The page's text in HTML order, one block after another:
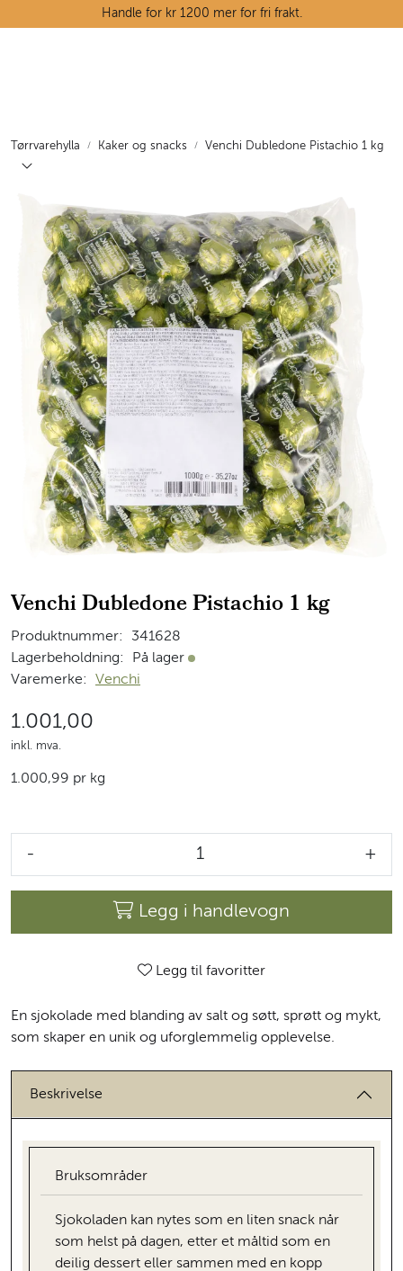
Skip to main contentHandle for kr 1200 mer for fri frakt.
Tørrvarehylla Kaker og snacks Venchi Dubledone Pistachio 1 kg
Venchi Dubledone Pistachio 1 kg
Produktnummer:
341628
Lagerbeholdning:
På lager På lager
Varemerke: Venchi
1.001,00
inkl. mva.
1.000,99 pr kg
- +
Legg i handlevogn
Legg til favoritter
En sjokolade med blanding av salt og søtt, sprøtt og mykt,
som skaper en unik og uforglemmelig opplevelse.
Beskrivelse
Bruksområder
Sjokoladen kan nytes som en liten snack når
som helst på dagen, etter et måltid som en
deilig dessert eller sammen med en kopp
Tørrvarehylla
Grøntavdelingen
Oppskrifter
Kunnskapshjørnet